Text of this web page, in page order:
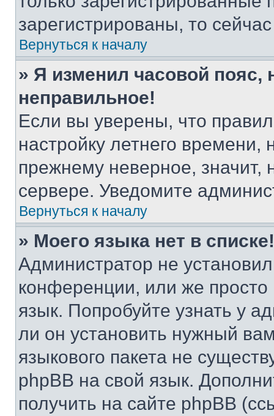
зарегистрированы, то
Вернуться к началу
» Я изменил часовой пояс,
неправильное!
Если вы уверены, что
настройку летнего
прежнему неверное, значит,
сервере. Уведомите
Вернуться к началу
» Моего языка нет в списке!
Администратор не
конференции, или же
язык. Попробуйте узнать у
ли он установить нужный
языкового пакета не
phpBB на свой язык.
получить на сайте phpBB